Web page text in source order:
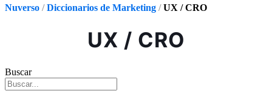
Nuverso /Diccionarios de Marketing /UX / CRO
UX / CRO
Buscar